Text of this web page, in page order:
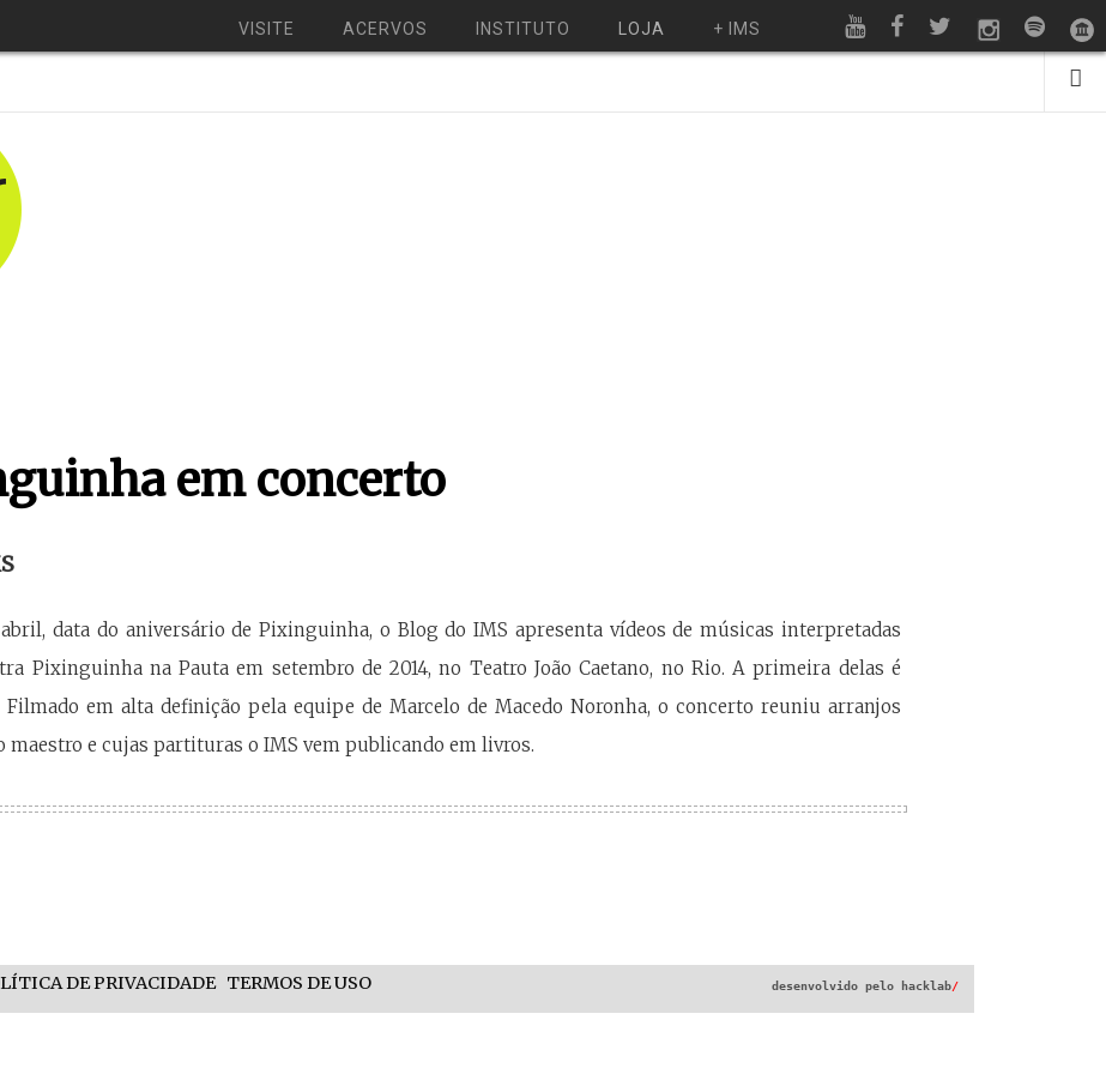
VISITE ACERVOS INSTITUTO LOJA + IMS
em concerto
data do aniversário de Pixinguinha, o Blog do IMS apresenta vídeos de músicas interpretadas
Pixinguinha na Pauta em setembro de 2014, no Teatro João Caetano, no Rio. A primeira delas é
Filmado em alta definição pela equipe de Marcelo de Macedo Noronha, o concerto reuniu arranjos
maestro e cujas partituras o IMS vem publicando em livros.
DE PRIVACIDADE TERMOS DE USO desenvolvido pelo hacklab/